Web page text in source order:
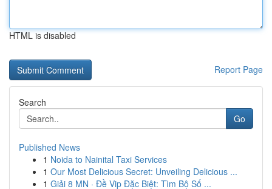
HTML is disabled
Report Page
Search
Go
Published News
1 Noida to Nainital Taxi Services
1 Our Most Delicious Secret: Unveiling Delicious ...
1 Giải 8 MN · Đề Vip Đặc Biệt: Tìm Bộ Số ...